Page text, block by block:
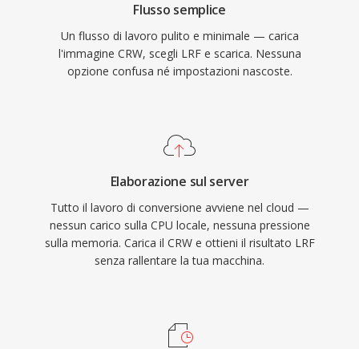
Flusso semplice
Un flusso di lavoro pulito e minimale — carica
l'immagine CRW, scegli LRF e scarica. Nessuna
opzione confusa né impostazioni nascoste.
Elaborazione sul server
Tutto il lavoro di conversione avviene nel cloud —
nessun carico sulla CPU locale, nessuna pressione
sulla memoria. Carica il CRW e ottieni il risultato LRF
senza rallentare la tua macchina.